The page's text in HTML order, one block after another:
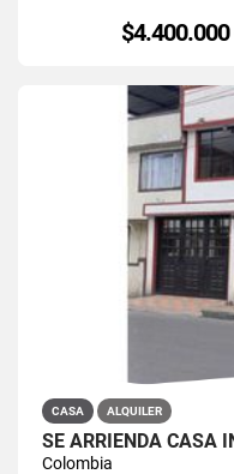
$4.400.000
CASA ALQUILER
Colombia